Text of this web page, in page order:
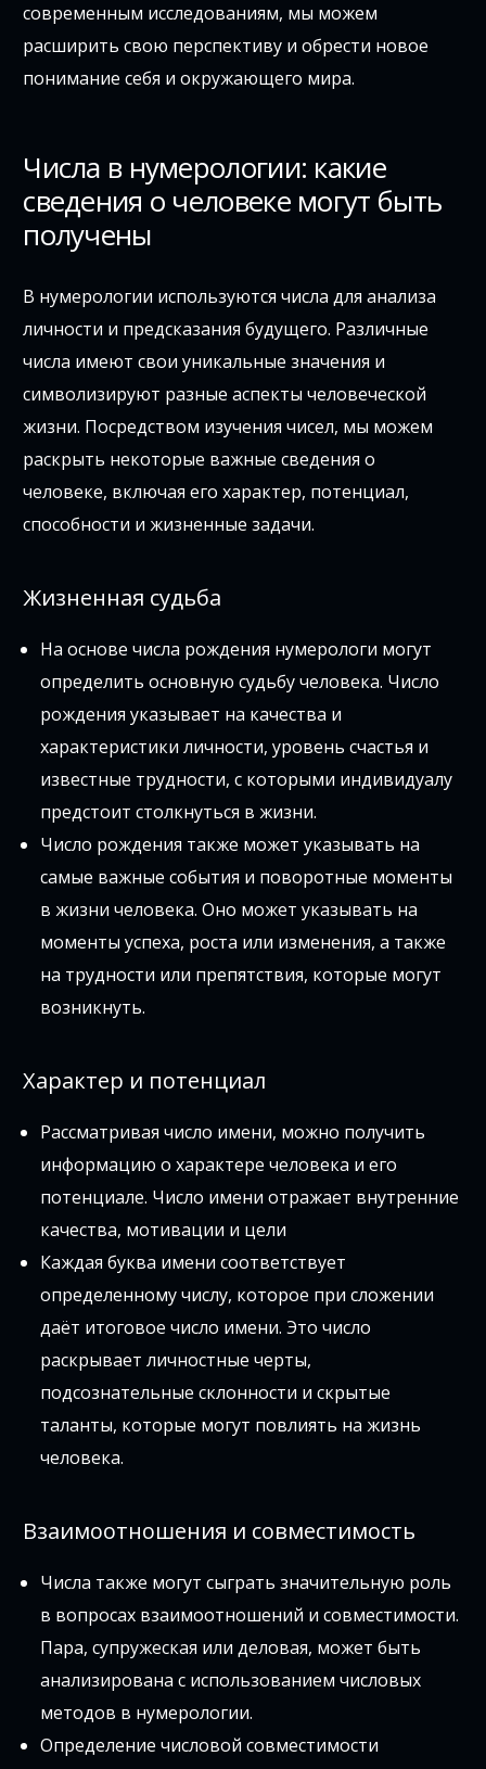
современным исследованиям, мы можем
расширить свою перспективу и обрести новое
понимание себя и окружающего мира.
Числа в нумерологии: какие
сведения о человеке могут быть
получены
В нумерологии используются числа для анализа
личности и предсказания будущего. Различные
числа имеют свои уникальные значения и
символизируют разные аспекты человеческой
жизни. Посредством изучения чисел, мы можем
раскрыть некоторые важные сведения о
человеке, включая его характер, потенциал,
способности и жизненные задачи.
Жизненная судьба
На основе числа рождения нумерологи могут
определить основную судьбу человека. Число
рождения указывает на качества и
характеристики личности, уровень счастья и
известные трудности, с которыми индивидуалу
предстоит столкнуться в жизни.
Число рождения также может указывать на
самые важные события и поворотные моменты
в жизни человека. Оно может указывать на
моменты успеха, роста или изменения, а также
на трудности или препятствия, которые могут
возникнуть.
Характер и потенциал
Рассматривая число имени, можно получить
информацию о характере человека и его
потенциале. Число имени отражает внутренние
качества, мотивации и цели
Каждая буква имени соответствует
определенному числу, которое при сложении
даёт итоговое число имени. Это число
раскрывает личностные черты,
подсознательные склонности и скрытые
таланты, которые могут повлиять на жизнь
человека.
Взаимоотношения и совместимость
Числа также могут сыграть значительную роль
в вопросах взаимоотношений и совместимости.
Пара, супружеская или деловая, может быть
анализирована с использованием числовых
методов в нумерологии.
Определение числовой совместимости